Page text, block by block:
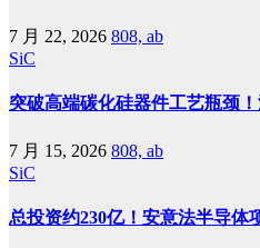
7 月 22, 2026 808, ab
SiC
突破高端碳化硅器件工艺瓶颈
7 月 15, 2026 808, ab
SiC
总投资约230亿！安意法半导体